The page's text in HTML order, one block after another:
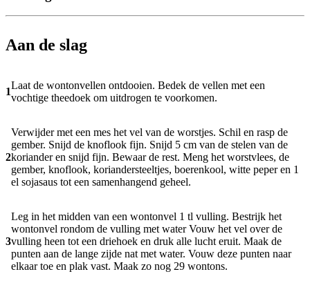
Aan de slag
1
Laat de wontonvellen ontdooien. Bedek de vellen met een
vochtige theedoek om uitdrogen te voorkomen.
2
Verwijder met een mes het vel van de worstjes. Schil en rasp de
gember. Snijd de knoflook fijn. Snijd 5 cm van de stelen van de
koriander en snijd fijn. Bewaar de rest. Meng het worstvlees, de
gember, knoflook, koriandersteeltjes, boerenkool, witte peper en 1
el sojasaus tot een samenhangend geheel.
3
Leg in het midden van een wontonvel 1 tl vulling. Bestrijk het
wontonvel rondom de vulling met water Vouw het vel over de
vulling heen tot een driehoek en druk alle lucht eruit. Maak de
punten aan de lange zijde nat met water. Vouw deze punten naar
elkaar toe en plak vast. Maak zo nog 29 wontons.